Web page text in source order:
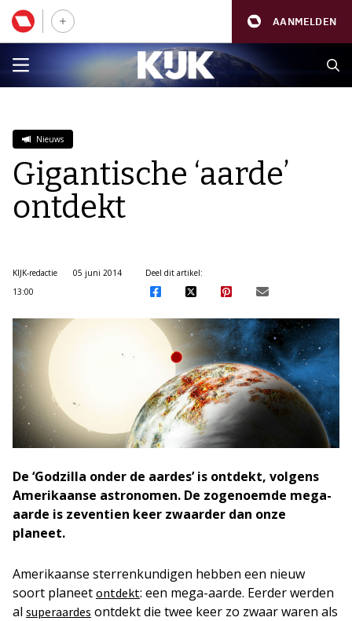
AANMELDEN
Nieuws
Gigantische ‘aarde’
ontdekt
KIJK-redactie
05 juni 2014
13:00
Deel dit artikel:
De ‘Godzilla onder de aardes’ is ontdekt, volgens
Amerikaanse astronomen. De zogenoemde mega-
aarde is zeventien keer zwaarder dan onze
planeet.
Amerikaanse sterrenkundigen hebben een nieuw
soort planeet ontdekt: een mega-aarde. Eerder werden
al superaardes ontdekt die twee keer zo zwaar waren als